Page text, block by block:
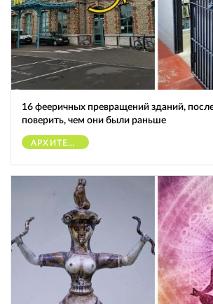
16 фееричных превращений зданий,
поверить, чем они были раньше
АРХИТЕКТУРА